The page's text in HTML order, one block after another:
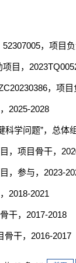
，项目
目，
，项
2025-2028
科学问题”，总体
，项目骨干，
，参与，2023-
2018-2021
干，2017-2018
骨干，2016-2017